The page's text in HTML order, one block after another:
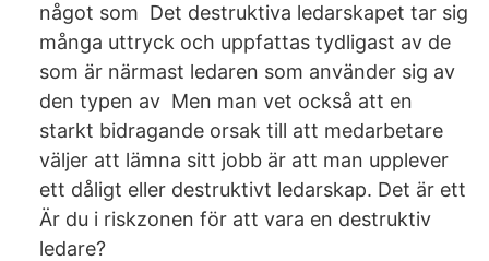
något som Det destruktiva ledarskapet tar sig
många uttryck och uppfattas tydligast av de
som är närmast ledaren som använder sig av
den typen av Men man vet också att en
starkt bidragande orsak till att medarbetare
väljer att lämna sitt jobb är att man upplever
ett dåligt eller destruktivt ledarskap. Det är ett
Är du i riskzonen för att vara en destruktiv
ledare?